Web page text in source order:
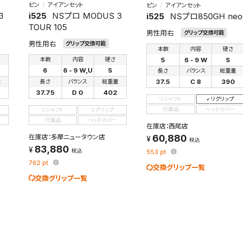
ピン アイアンセット
i525
NSプロ MODUS 3
TOUR 105
男性用右 グリップ交換可能
本数
6
内容
6 - 9 W,U
硬さ
S
長さ
37.75
バランス
D 0
総重量
402
リシャフト
リグリップ
付属品
ヘッドカバー
在庫店：多摩ニュータウン店
83,880 税込
762 pt
交換グリップ一覧
ピン アイアンセット
i525 NSプロ850GH neo
男性用右 グリップ交換可能
本数
5
内容
6 - 9 W
硬さ
S
長さ
37.5
バランス
C 8
総重量
390
リシャフト
リグリップ
付属品
ヘッドカバー
在庫店：西尾店
60,880 税込
553 pt
交換グリップ一覧
、この条件に一致する商品が入荷した際に、メール及びお客様
で通知します。
できません。
マイページの「保存検索条件一覧」から画面を表示し、条件を変更
保存する
キャンセル
検索条件を保存
、マイページの「保存検索条件一覧」で確認できます。